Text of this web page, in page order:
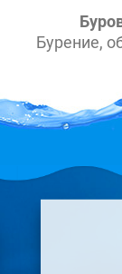
Бурение,